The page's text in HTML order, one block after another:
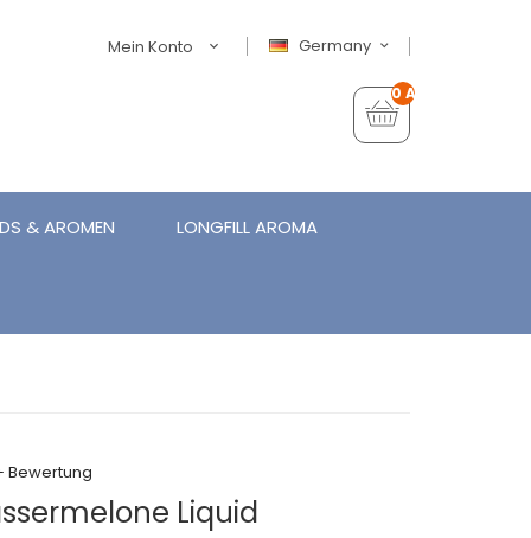
Germany
Mein Konto
0 Artikel - €0,00
& AROMEN LONGFILL AROMA
Bewertung
Liquid